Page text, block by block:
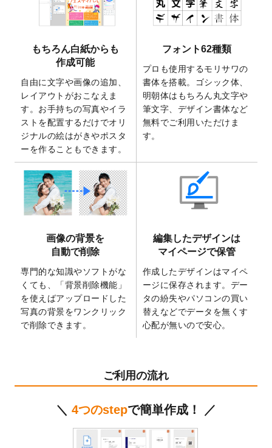
レートを公開いたしました。
2025/8/1
9,160万点以上の写真やイラスト素材が無料
2025/7/30
キャンバスプリントのデザインテンプレー
トを追加いたしました。
2025/6/30
暑中見舞いのデザインテンプレートを追加
しました。
2025/6/27
キャンバスプリントのデザインテンプレー
トを追加いたしました。
2025/6/24
2026年版1月始まりのカレンダーデザイン
テンプレートを公開いたしました。
2025/6/9
「背景削除機能
」を実装しました。
2025/4/3
DMのデザインテンプレートを追加しまし
た。
を追加しました。
マスキングテープのデザインテンプレート
を追加しました。
2025/1/15
配置できるデータ形式が増えました。
（pdf、psd、eps、tifに対応）
2024/12/24
2025年版4月始まりのカレンダーデザイン
箔押し年賀状のデザインテンプレート
ステッカーのデザインテンプレート
しました。
2025年巳年の年賀状デザインテンプレート
もちろん白紙からも
作成可能
自由に文字や画像の追加、
レイアウトがおこなえま
す。お手持ちの写真やイラ
ストを配置するだけでオリ
ジナルの絵はがきやポスタ
ーを作ることもできます。
フォント62種類
プロも使用するモリサワの
書体を搭載。ゴシック体、
明朝体はもちろん丸文字や
筆文字、デザイン書体など
無料でご利用いただけま
す。
画像の背景を
自動で削除
専門的な知識やソフトがな
くても、「背景削除機能」
を使えばアップロードした
写真の背景をワンクリック
で削除できます。
編集したデザインは
マイページで保管
作成したデザインはマイペ
ージに保存されます。デー
タの紛失やパソコンの買い
替えなどでデータを無くす
心配が無いので安心。
ご利用の流れ
＼ 4つのstepで簡単作成！ ／